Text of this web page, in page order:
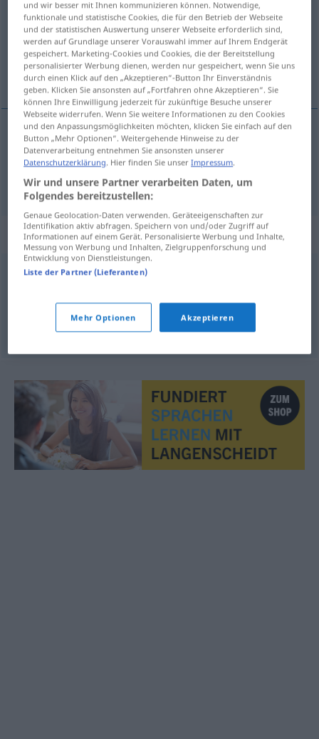
Übersicht aller Übersetzungen
(Für mehr Details die Übersetzung anklicken/antippen)
移走, 扔掉
移走[yízǒu] wegtunan andere Stelle UMG
扔掉[rēngdiào] wegtunwegwerfen
Synonyme für "wegtun"
entsorgen,wegschmeißen (ugs.)
und wir besser mit Ihnen kommunizieren können. Notwendige,
funktionale und statistische Cookies, die für den Betrieb der Webseite
und der statistischen Auswertung unserer Webseite erforderlich sind,
werden auf Grundlage unserer Vorauswahl immer auf Ihrem Endgerät
gespeichert. Marketing-Cookies und Cookies, die der Bereitstellung
personalisierter Werbung dienen, werden nur gespeichert, wenn Sie uns
durch einen Klick auf den „Akzeptieren“-Button Ihr Einverständnis
geben. Klicken Sie ansonsten auf „Fortfahren ohne Akzeptieren“. Sie
können Ihre Einwilligung jederzeit für zukünftige Besuche unserer
Webseite widerrufen. Wenn Sie weitere Informationen zu den Cookies
und den Anpassungsmöglichkeiten möchten, klicken Sie einfach auf den
Button „Mehr Optionen“. Weitergehende Hinweise zu der
Datenverarbeitung entnehmen Sie ansonsten unserer
Datenschutzerklärung. Hier finden Sie unserImpressum.
Wir und unsere Partner verarbeiten Daten, um
Folgendes bereitzustellen:
Genaue Geolocation-Daten verwenden. Geräteeigenschaften zur
Identifikation aktiv abfragen. Speichern von und/oder Zugriff auf
Informationen auf einem Gerät. Personalisierte Werbung und Inhalte,
Messung von Werbung und Inhalten, Zielgruppenforschung und
Entwicklung von Dienstleistungen.
Liste der Partner (Lieferanten)
Mehr Optionen Akzeptieren